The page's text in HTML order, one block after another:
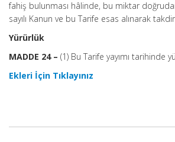
fahiş bulunması hâlinde, bu miktar
sayılı Kanun ve bu Tarife esas alınarak
Yürürlük
MADDE 24 – (1) Bu Tarife yayımı tarihinde
Ekleri İçin Tıklayınız